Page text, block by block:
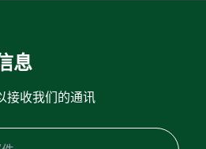
息
接收我们的通讯